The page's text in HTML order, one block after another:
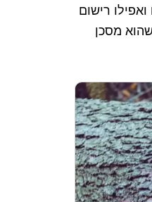
רישום
מסכן